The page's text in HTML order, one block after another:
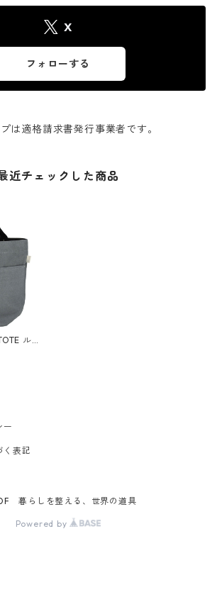
X
フォローする
は適格請求書発行事業者です。
近チェックした商品
ルー
トキャン
ー
く表記
暮らしを整える、世界の道具
Powered by